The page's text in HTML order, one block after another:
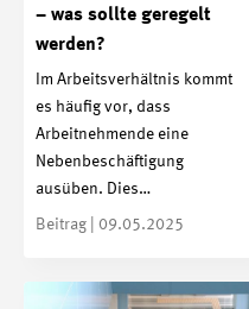
– was sollte geregelt
werden?
Im Arbeitsverhältnis kommt
es häufig vor, dass
Arbeitnehmende eine
Nebenbeschäftigung
ausüben. Dies…
Beitrag | 09.05.2025